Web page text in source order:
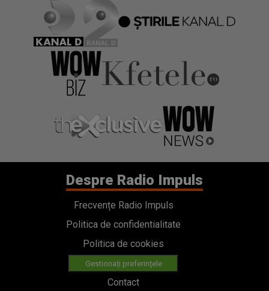
Despre Radio Impuls
Frecvențe Radio Impuls
Politica de confidentialitate
Politica de cookies
Gestionați preferințele
Contact